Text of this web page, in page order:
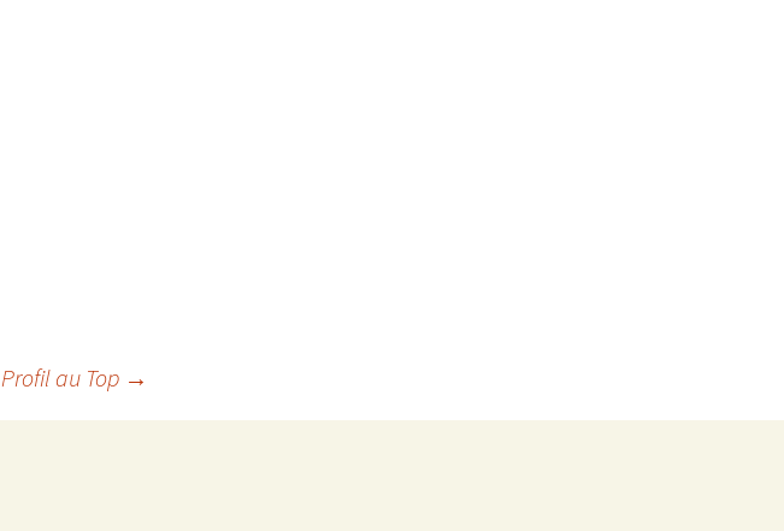
Profil au Top →